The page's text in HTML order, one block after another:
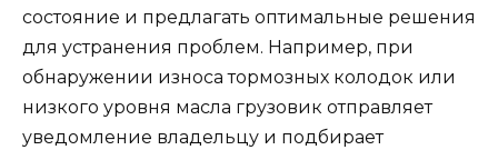
состояние и предлагать оптимальные решения
для устранения проблем. Например, при
обнаружении износа тормозных колодок или
низкого уровня масла грузовик отправляет
уведомление владельцу и подбирает